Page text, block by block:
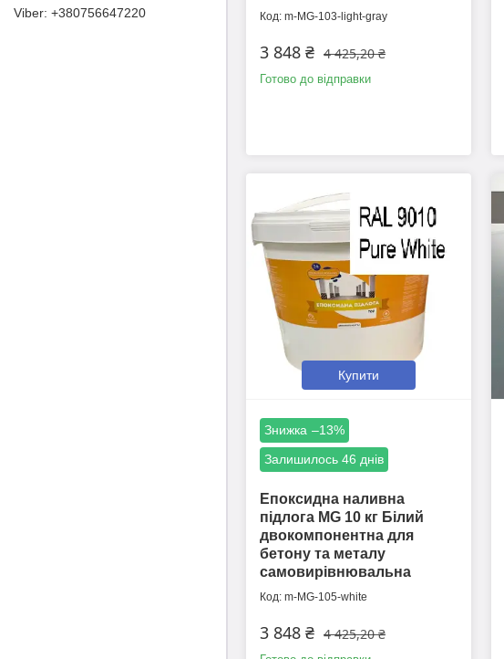
m-MG-103-light-gray
4 425,20 ₴
3 848 ₴
Готово до відправки
Купити
–13%
Залишилось 46 днів
Епоксидна наливна
підлога MG 10 кг Білий
двокомпонентна для
бетону та металу
самовирівнювальна
m-MG-105-white
4 425,20 ₴
3 848 ₴
+380756647220